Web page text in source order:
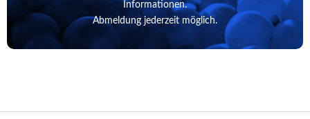
Informationen.
Abmeldung jederzeit möglich.